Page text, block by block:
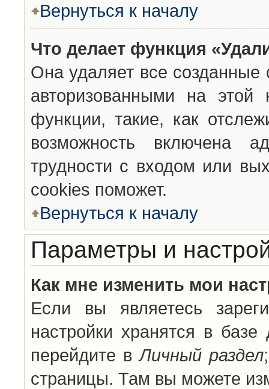
Вернуться к началу
Что делает функция
Она удаляет все созданные
авторизованными на
функции, такие, как
возможность включена
трудности с входом или
cookies поможет.
Вернуться к началу
Параметры и
Как мне изменить мои
Если вы являетесь
настройки хранятся в
перейдите вЛичный раздел
страницы. Там вы можете